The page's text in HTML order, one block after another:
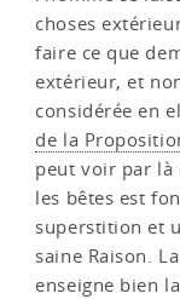
choses
faire ce que
extérieur, et
considérée en
de la
peut voir par là
les bêtes est
superstition et
saine Raison.
enseigne bien